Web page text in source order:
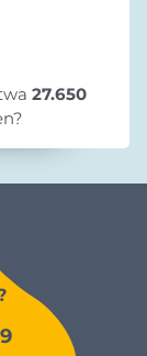
27.650